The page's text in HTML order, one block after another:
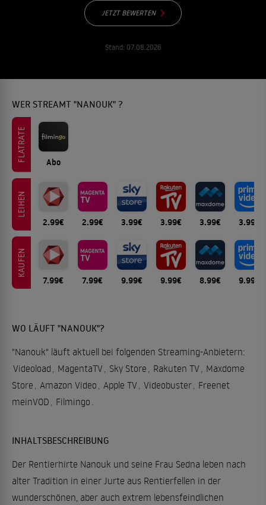
JETZT BEWERTEN
Stand: 07.08.2026
WER STREAMT "NANOUK" ?
FLATRATE Abo
LEIHEN
2.99€ 2.99€ 3.99€ 3.99€ 3.99€ 3.99€
KAUFEN
7.99€ 7.99€ 9.99€ 9.99€ 8.99€ 9.99€
WO LÄUFT "NANOUK"?
"Nanouk" läuft aktuell bei folgenden Streaming-Anbietern:
Videoload
MagentaTV Sky Store Rakuten TV Maxdome
Store
Amazon Video Apple TV Videobuster Freenet
meinVOD
Filmingo
INHALTSBESCHREIBUNG
Der Rentierhirte Nanouk und seine Frau Sedna leben nach
alter Tradition in einer Jurte aus Rentierfellen in der
wunderschönen, aber auch extrem lebensfeindlichen